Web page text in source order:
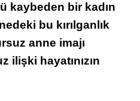
kaybeden bir kadın
bu kırılganlık
anne imajı
ilişki hayatınızın